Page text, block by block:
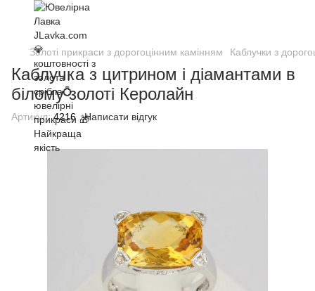
Золоті прикраси з дорогоцінним камінням Каблучки з
Каблучка з цитрином і діамантами в
білому золоті Керолайн
Артикул:4216 Написати відгук